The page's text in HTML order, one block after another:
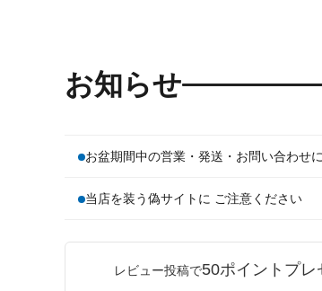
お知らせ
お盆期間中の営業・発送・お問い合わせ
当店を装う偽サイトに ご注意ください
レビュー投稿で50ポイントプレ